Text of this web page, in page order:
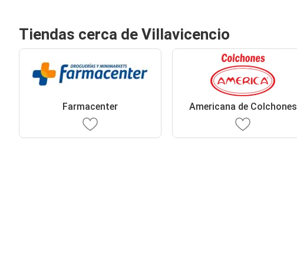
Tiendas cerca de Villavicencio
Farmacenter Americana de Colchones